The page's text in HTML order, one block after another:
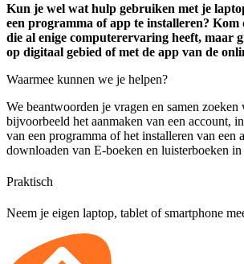
Kun je wel wat hulp gebruiken met je
een programma of app te installeren?
die al enige computerervaring heeft, maar
op digitaal gebied of met de app van de
Waarmee kunnen we je helpen?
We beantwoorden je vragen en samen
bijvoorbeeld het aanmaken van een account,
van een programma of het installeren van een
downloaden van E-boeken en luisterboeken
Praktisch
Neem je eigen laptop, tablet of smartphone